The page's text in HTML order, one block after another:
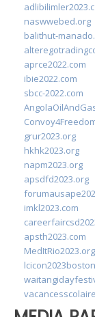
naswwebed.org
balithut-
aprce2022.com
ibie2022.com
sbcc-2022.com
grur2023.org
hkhk2023.org
napm2023.org
apsdfd2023.org
imkl2023.com
apsth2023.com
MedItRio2023.org